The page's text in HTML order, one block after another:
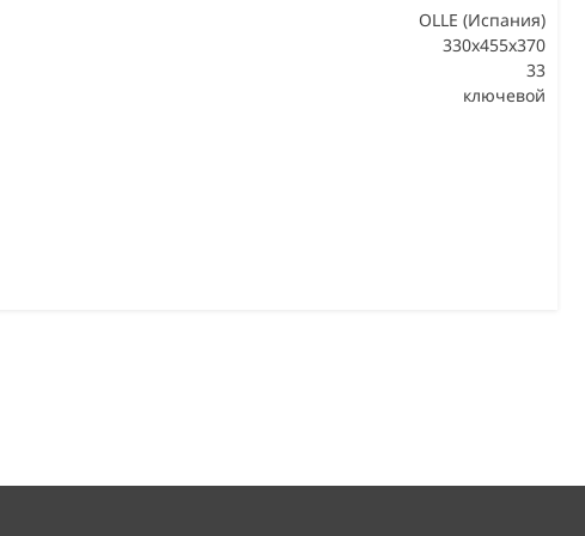
OLLE (Испания)
330х455х370
33
ключевой